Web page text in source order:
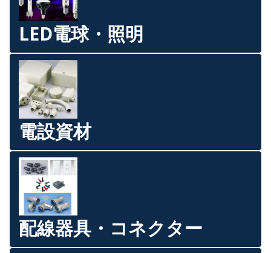
LED電球・照明
電設資材
配線器具・コネクター